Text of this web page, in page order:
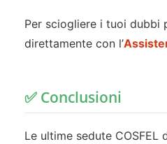
Per sciogliere i tuoi dubbi
direttamente con l’
✅ Conclusioni
Le ultime sedute COSFEL